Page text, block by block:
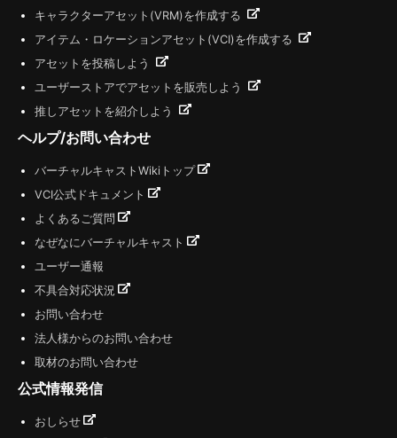
キャラクターアセット(VRM)を作成する
アイテム・ロケーションアセット(VCI)を作成する
アセットを投稿しよう
ユーザーストアでアセットを販売しよう
推しアセットを紹介しよう
ヘルプ/お問い合わせ
バーチャルキャストWikiトップ
VCI公式ドキュメント
よくあるご質問
なぜなにバーチャルキャスト
ユーザー通報
不具合対応状況
お問い合わせ
法人様からのお問い合わせ
取材のお問い合わせ
公式情報発信
おしらせ